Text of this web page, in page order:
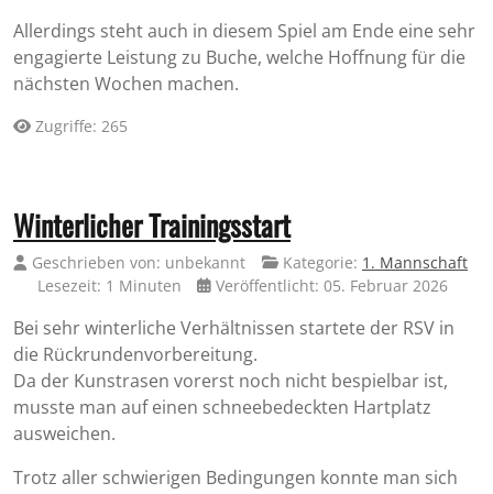
Allerdings steht auch in diesem Spiel am Ende eine sehr
engagierte Leistung zu Buche, welche Hoffnung für die
nächsten Wochen machen.
Zugriffe: 265
Winterlicher Trainingsstart
Geschrieben von: unbekannt Kategorie: 1. Mannschaft
Lesezeit: 1 Minuten
Veröffentlicht: 05. Februar 2026
Bei sehr winterliche Verhältnissen startete der RSV in
die Rückrundenvorbereitung.
Da der Kunstrasen vorerst noch nicht bespielbar ist,
musste man auf einen schneebedeckten Hartplatz
ausweichen.
Trotz aller schwierigen Bedingungen konnte man sich